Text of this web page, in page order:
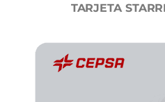
TARJETA